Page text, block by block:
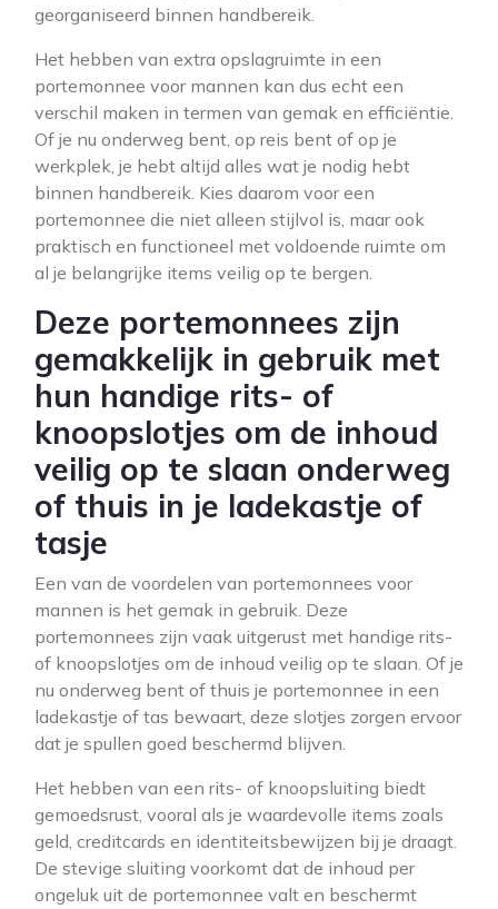
georganiseerd binnen handbereik.
Het hebben van extra opslagruimte in een
portemonnee voor mannen kan dus echt een
verschil maken in termen van gemak en efficiëntie.
Of je nu onderweg bent, op reis bent of op je
werkplek, je hebt altijd alles wat je nodig hebt
binnen handbereik. Kies daarom voor een
portemonnee die niet alleen stijlvol is, maar ook
praktisch en functioneel met voldoende ruimte om
al je belangrijke items veilig op te bergen.
Deze portemonnees zijn
gemakkelijk in gebruik met
hun handige rits- of
knoopslotjes om de inhoud
veilig op te slaan onderweg
of thuis in je ladekastje of
tasje
Een van de voordelen van portemonnees voor
mannen is het gemak in gebruik. Deze
portemonnees zijn vaak uitgerust met handige rits-
of knoopslotjes om de inhoud veilig op te slaan. Of je
nu onderweg bent of thuis je portemonnee in een
ladekastje of tas bewaart, deze slotjes zorgen ervoor
dat je spullen goed beschermd blijven.
Het hebben van een rits- of knoopsluiting biedt
gemoedsrust, vooral als je waardevolle items zoals
geld, creditcards en identiteitsbewijzen bij je draagt.
De stevige sluiting voorkomt dat de inhoud per
ongeluk uit de portemonnee valt en beschermt